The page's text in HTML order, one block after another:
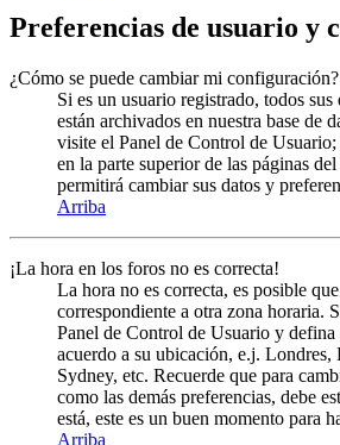
Preferencias de usuario y
¿Cómo se puede cambiar mi configuración?
Si es un usuario registrado, todos
están archivados en nuestra base de
visite el Panel de Control de Usuario;
en la parte superior de las páginas
permitirá cambiar sus datos y
Arriba
¡La hora en los foros no es correcta!
La hora no es correcta, es posible
correspondiente a otra zona horaria.
Panel de Control de Usuario y defina
acuerdo a su ubicación, e.j. Londres,
Sydney, etc. Recuerde que para
como las demás preferencias, debe
está, este es un buen momento para
Arriba